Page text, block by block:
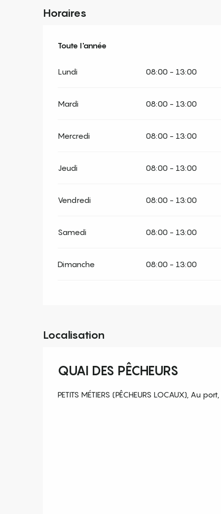
Horaires
Toute l'année
Toute l'année
Lundi 08:00 - 13:00
Mardi 08:00 - 13:00
Mercredi 08:00 - 13:00
Jeudi 08:00 - 13:00
Vendredi 08:00 - 13:00
Samedi 08:00 - 13:00
Dimanche 08:00 - 13:00
Localisation
QUAI DES PÊCHEURS
PETITS MÉTIERS (PÊCHEURS LOCAUX), Au